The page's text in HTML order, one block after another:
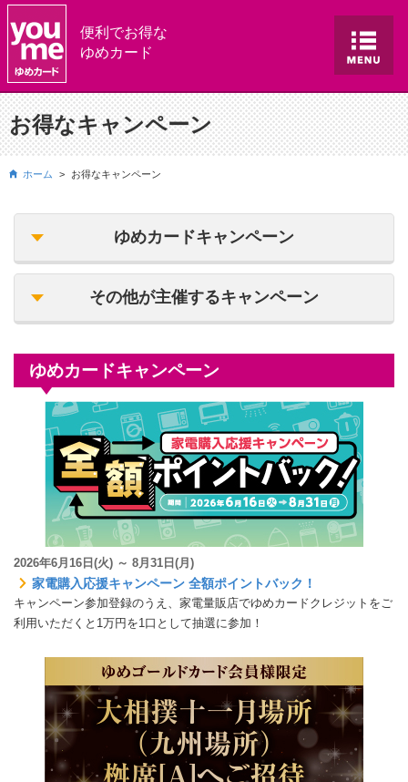
便利でお得な
ゆめカード
お得なキャンペーン
ホーム お得なキャンペーン
ゆめカードキャンペーン
その他が主催するキャンペーン
ゆめカードキャンペーン
2026年6月16日(火) ～ 8月31日(月)
家電購入応援キャンペーン 全額ポイントバック！
キャンペーン参加登録のうえ、家電量販店でゆめカードクレジットをご
利用いただくと1万円を1口として抽選に参加！